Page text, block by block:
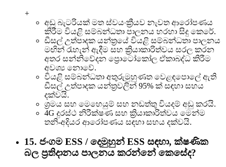
+
අඩු බැටරියක් මත ස්වයංක්‍රීයව නැවත ආරෝපණය
කිරීම වියළි සම්බන්ධතා පාලනය හරහා සිදු කෙරේ.
ඩීසල් උත්පාදක යන්ත්‍රයේ වියළි සම්බන්ධතා පාලනය
මඟින් රැහැන් ඇදීම සහ ක්‍රියාකාරිත්වය සරල කරන
අතර සන්නිවේදන ප්‍රොටෝකෝල ඒකාබද්ධ කිරීම
අවශ්‍ය නොවේ.
වියළි සම්බන්ධතා අතුරුමුහුණත වෙළඳපොලේ ඇති
ඩීසල් උත්පාදක යන්ත්‍රවලින් 95% ක් සඳහා සහය
දක්වයි.
ශ්‍රමය සහ මෙහෙයුම් සහ නඩත්තු වියදම් අඩු කරයි.
4G දුරස්ථ නිරීක්ෂණ සහ ක්‍රියාකාරිත්වය මෙන්ම
තනි-අදියර ආරෝපණය සඳහා සහය දක්වයි.
15. ජංගම ESS / දෙමුහුන් ESS සඳහා, ක්ෂණික
බල ප්‍රතිදානය පාලනය කරන්නේ කෙසේද?